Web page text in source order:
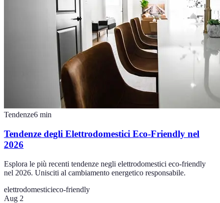
Tendenze6 min
Tendenze degli Elettrodomestici Eco-Friendly nel
2026
Esplora le più recenti tendenze negli elettrodomestici eco-friendly
nel 2026. Unisciti al cambiamento energetico responsabile.
elettrodomesticieco-friendly
Aug 2